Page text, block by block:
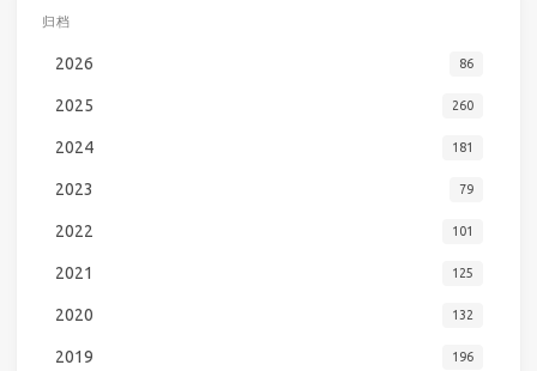
归档
2026 86
2025 260
2024 181
2023 79
2022 101
2021 125
2020 132
2019 196